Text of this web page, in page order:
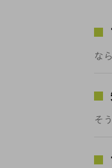
な
そ